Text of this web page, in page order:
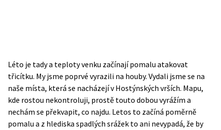
Léto je tady a teploty venku začínají pomalu atakovat
třicítku. My jsme poprvé vyrazili na houby. Vydali jsme se na
naše místa, která se nacházejí v Hostýnských vrších. Mapu,
kde rostou nekontroluji, prostě touto dobou vyrážím a
nechám se překvapit, co najdu. Letos to začíná poměrně
pomalu a z hlediska spadlých srážek to ani nevypadá, že by